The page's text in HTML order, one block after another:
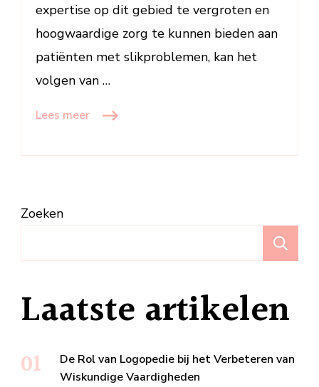
expertise op dit gebied te vergroten en
hoogwaardige zorg te kunnen bieden aan
patiënten met slikproblemen, kan het
volgen van …
Lees meer
Zoeken
Laatste artikelen
De Rol van Logopedie bij het Verbeteren van
Wiskundige Vaardigheden